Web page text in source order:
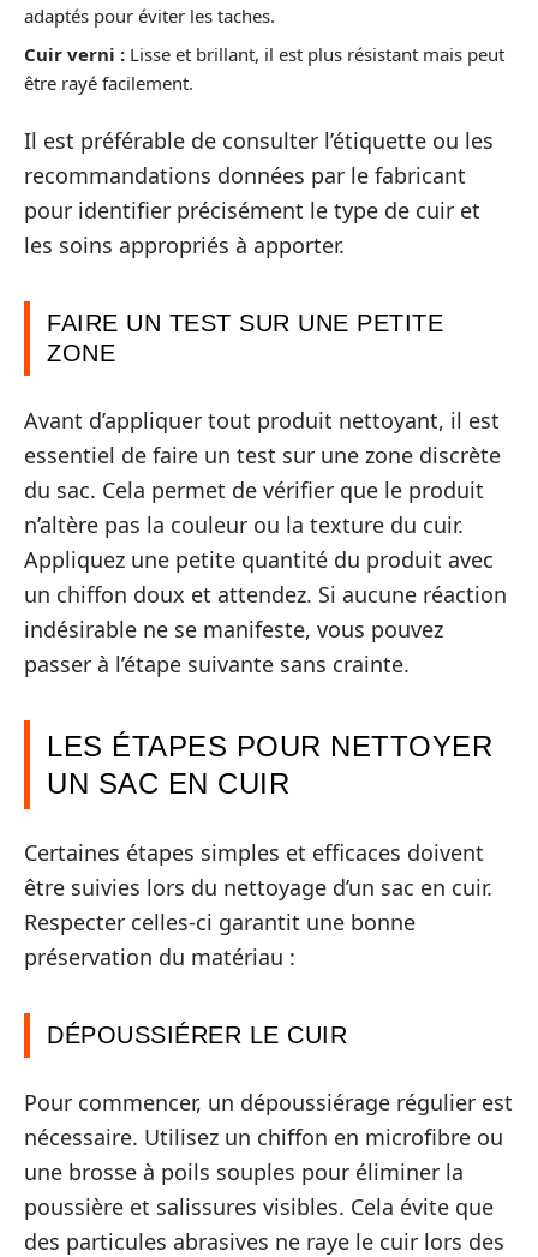
adaptés pour éviter les taches.
Cuir verni : Lisse et brillant, il est plus résistant mais peut
être rayé facilement.
Il est préférable de consulter l’étiquette ou les
recommandations données par le fabricant
pour identifier précisément le type de cuir et
les soins appropriés à apporter.
FAIRE UN TEST SUR UNE PETITE
ZONE
Avant d’appliquer tout produit nettoyant, il est
essentiel de faire un test sur une zone discrète
du sac. Cela permet de vérifier que le produit
n’altère pas la couleur ou la texture du cuir.
Appliquez une petite quantité du produit avec
un chiffon doux et attendez. Si aucune réaction
indésirable ne se manifeste, vous pouvez
passer à l’étape suivante sans crainte.
LES ÉTAPES POUR NETTOYER
UN SAC EN CUIR
Certaines étapes simples et efficaces doivent
être suivies lors du nettoyage d’un sac en cuir.
Respecter celles-ci garantit une bonne
préservation du matériau :
DÉPOUSSIÉRER LE CUIR
Pour commencer, un dépoussiérage régulier est
nécessaire. Utilisez un chiffon en microfibre ou
une brosse à poils souples pour éliminer la
poussière et salissures visibles. Cela évite que
des particules abrasives ne raye le cuir lors des